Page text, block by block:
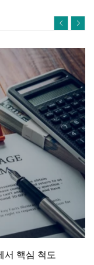
서 핵심 척도